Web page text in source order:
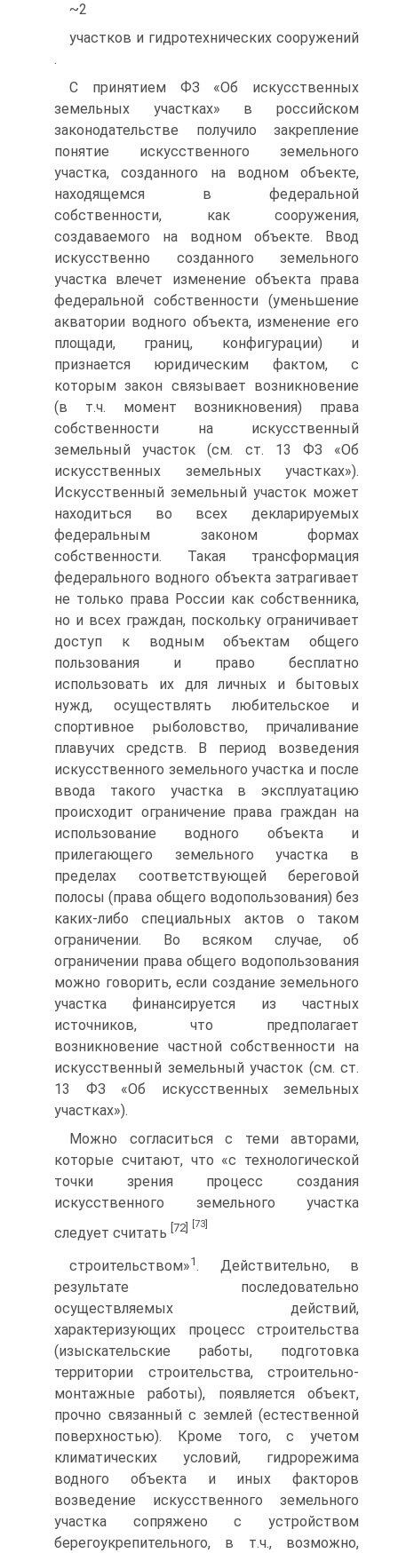
~2
участков и гидротехнических сооружений
.
С принятием ФЗ «Об искусственных
земельных участках» в российском
законодательстве получило закрепление
понятие искусственного земельного
участка, созданного на водном объекте,
находящемся в федеральной
собственности, как сооружения,
создаваемого на водном объекте. Ввод
искусственно созданного земельного
участка влечет изменение объекта права
федеральной собственности (уменьшение
акватории водного объекта, изменение его
площади, границ, конфигурации) и
признается юридическим фактом, с
которым закон связывает возникновение
(в т.ч. момент возникновения) права
собственности на искусственный
земельный участок (см. ст. 13 ФЗ «Об
искусственных земельных участках»).
Искусственный земельный участок может
находиться во всех декларируемых
федеральным законом формах
собственности. Такая трансформация
федерального водного объекта затрагивает
не только права России как собственника,
но и всех граждан, поскольку ограничивает
доступ к водным объектам общего
пользования и право бесплатно
использовать их для личных и бытовых
нужд, осуществлять любительское и
спортивное рыболовство, причаливание
плавучих средств. В период возведения
искусственного земельного участка и после
ввода такого участка в эксплуатацию
происходит ограничение права граждан на
использование водного объекта и
прилегающего земельного участка в
пределах соответствующей береговой
полосы (права общего водопользования) без
каких-либо специальных актов о таком
ограничении. Во всяком случае, об
ограничении права общего водопользования
можно говорить, если создание земельного
участка финансируется из частных
источников, что предполагает
возникновение частной собственности на
искусственный земельный участок (см. ст.
13 ФЗ «Об искусственных земельных
участках»).
Можно согласиться с теми авторами,
которые считают, что «с технологической
точки зрения процесс создания
искусственного земельного участка
следует считать [72] [73]
строительством»1. Действительно, в
результате последовательно
осуществляемых действий,
характеризующих процесс строительства
(изыскательские работы, подготовка
территории строительства, строительно-
монтажные работы), появляется объект,
прочно связанный с землей (естественной
поверхностью). Кроме того, с учетом
климатических условий, гидрорежима
водного объекта и иных факторов
возведение искусственного земельного
участка сопряжено с устройством
берегоукрепительного, в т.ч., возможно,